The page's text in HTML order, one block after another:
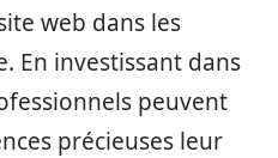
web dans les
En investissant dans
peuvent
précieuses leur